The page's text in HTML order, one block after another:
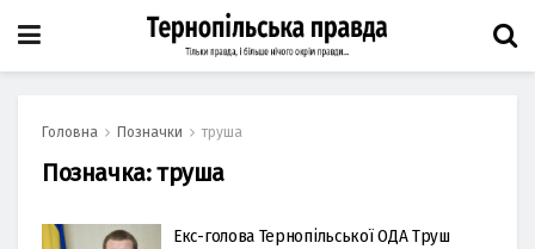
Головна Позначки труша
Позначка:труша
Екс-голова Тернопільської ОДА Труш